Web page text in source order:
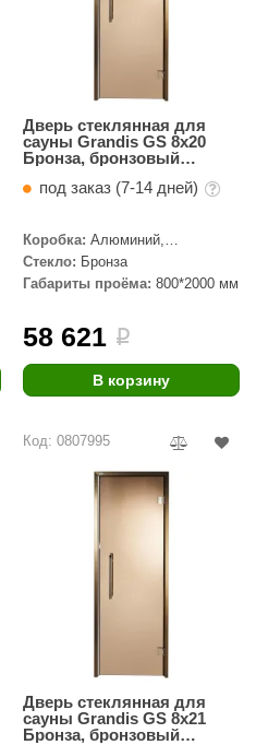
Дверь стеклянная для
сауны Grandis GS 8x20
Бронза, бронзовый
под заказ (7-14 дней)
Коробка: Алюминий,
Бронзовый профиль
Стекло: Бронза
Габариты проёма: 800*2000 мм
58 621 i
В корзину
Код: 0807995
Дверь стеклянная для
сауны Grandis GS 8x21
Бронза, бронзовый